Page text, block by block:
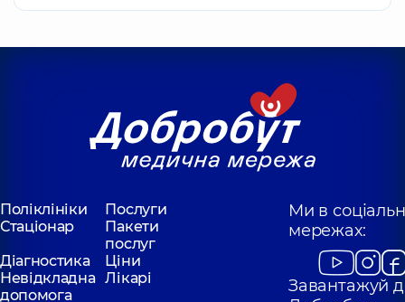
Поліклініки
Послуги
Стаціонар
Пакети
послуг
Діагностика
Ціни
Невідкладна
допомога
Лікарі
Ми в
мережах:
Завантажуй